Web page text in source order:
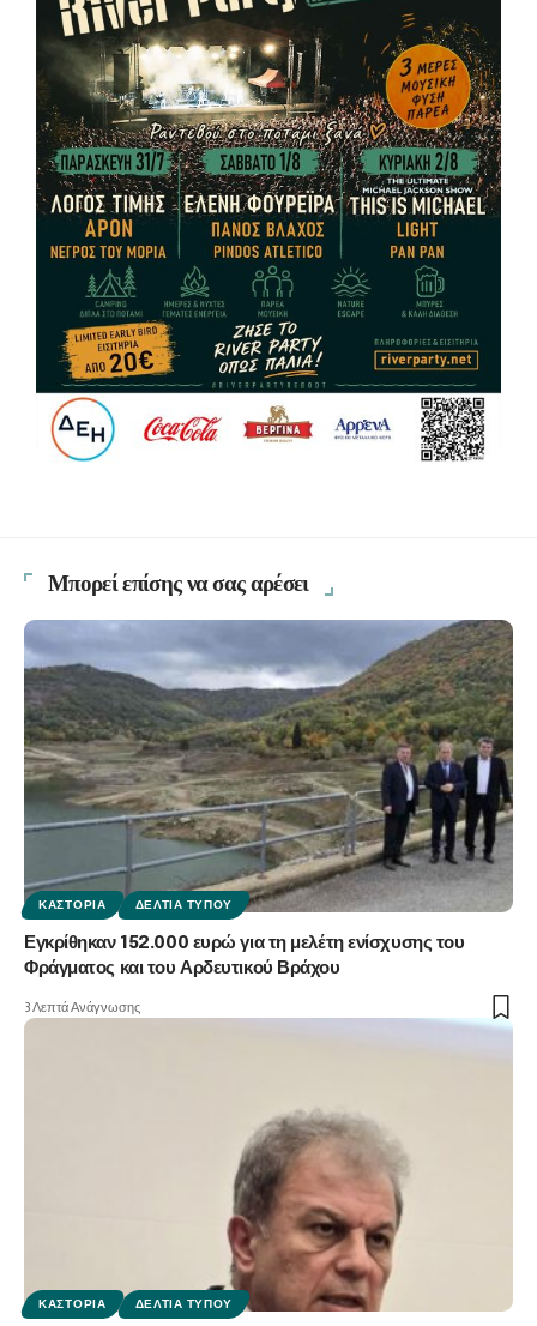
Μπορεί επίσης να σας αρέσει
ΚΑΣΤΟΡΙΆ ΔΕΛΤΊΑ ΤΎΠΟΥ
Εγκρίθηκαν 152.000 ευρώ για τη μελέτη ενίσχυσης του
Φράγματος και του Αρδευτικού Βράχου
3 Λεπτά Ανάγνωσης
ΚΑΣΤΟΡΙΆ ΔΕΛΤΊΑ ΤΎΠΟΥ